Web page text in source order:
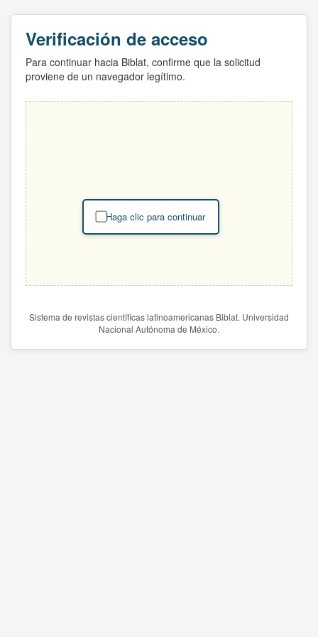
Verificación de acceso
Para continuar hacia Biblat, confirme que la solicitud
proviene de un navegador legítimo.
Haga clic para continuar
Sistema de revistas científicas latinoamericanas Biblat. Universidad
Nacional Autónoma de México.